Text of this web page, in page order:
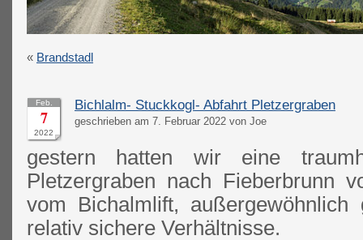
« Brandstadl
Feb.
7
2022
Bichlalm- Stuckkogl- Abfahrt Pletzergraben
geschrieben am 7. Februar 2022 von Joe
gestern hatten wir eine
Pletzergraben nach Fieberbrunn
vom Bichalmlift, außergewöhnlich
relativ sichere Verhältnisse.